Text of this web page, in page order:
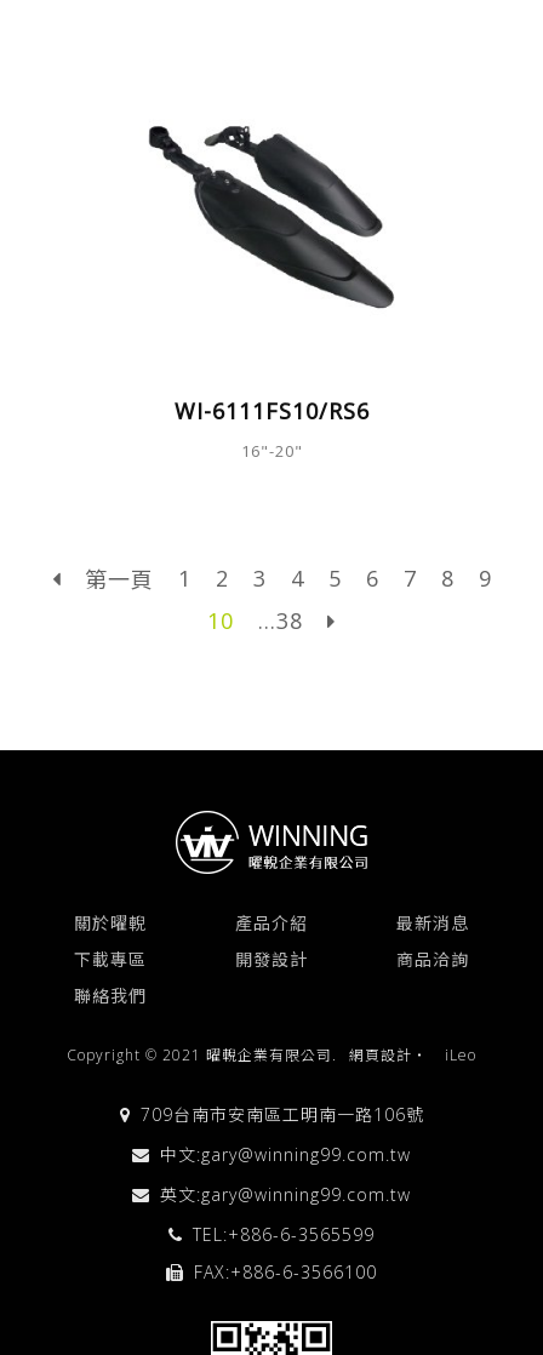
WI-6111FS10/RS6
16"-20"
第一頁 1 2 3 4 5 6 7 8
9
10
...38
關於曜輗 產品介紹
最新消息
下載專區
開發設計
商品洽詢
聯絡我們
Copyright © 2021 曜輗企業有限公司. 網頁設計 ‧ iLeo
709台南市安南區工明南一路106號
中文:gary@winning99.com.tw
英文:gary@winning99.com.tw
TEL:+886-6-3565599
FAX:+886-6-3566100